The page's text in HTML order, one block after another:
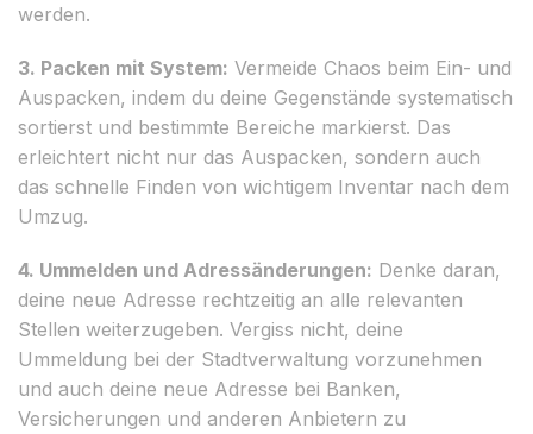
werden.
3. Packen mit System: Vermeide Chaos beim Ein- und
Auspacken, indem du deine Gegenstände systematisch
sortierst und bestimmte Bereiche markierst. Das
erleichtert nicht nur das Auspacken, sondern auch
das schnelle Finden von wichtigem Inventar nach dem
Umzug.
4. Ummelden und Adressänderungen: Denke daran,
deine neue Adresse rechtzeitig an alle relevanten
Stellen weiterzugeben. Vergiss nicht, deine
Ummeldung bei der Stadtverwaltung vorzunehmen
und auch deine neue Adresse bei Banken,
Versicherungen und anderen Anbietern zu